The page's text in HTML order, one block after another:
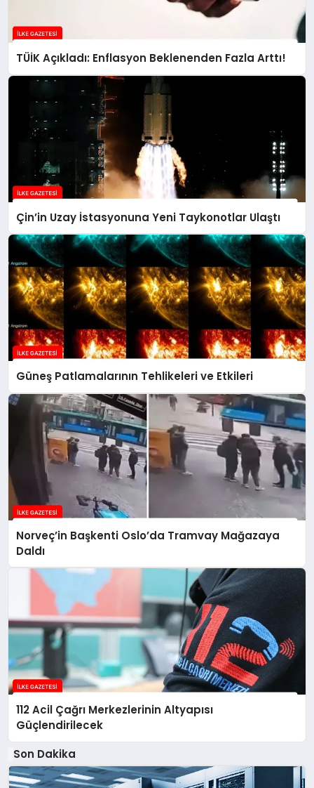
TÜİK Açıkladı: Enflasyon Beklenenden Fazla Arttı!
Çin’in Uzay İstasyonuna Yeni Taykonotlar Ulaştı
Güneş Patlamalarının Tehlikeleri ve Etkileri
Norveç’in Başkenti Oslo’da Tramvay Mağazaya
Daldı
112 Acil Çağrı Merkezlerinin Altyapısı
Güçlendirilecek
Son Dakika